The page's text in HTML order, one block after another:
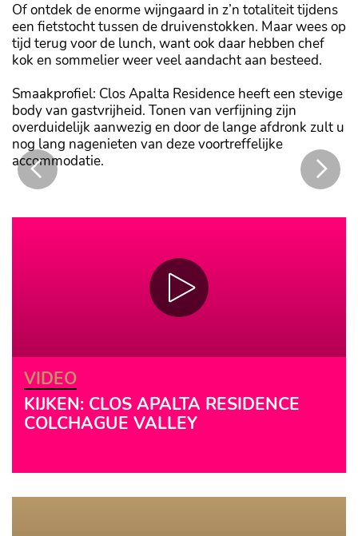
Of ontdek de enorme wijngaard in z’n totaliteit tijdens
een fietstocht tussen de druivenstokken. Maar wees op
tijd terug voor de lunch, want ook daar hebben chef
kok en sommelier weer veel aandacht aan besteed.
Smaakprofiel: Clos Apalta Residence heeft een stevige
body van gastvrijheid. Tonen van verfijning zijn
overduidelijk aanwezig en door de lange afdronk zult u
nog lang nagenieten van deze voortreffelijke
accommodatie.
Vanuit het zwembad heeft u een wonderschoon uitzicht over de
VIDEO
KIJKEN: CLOS APALTA RESIDENCE
COLCHAGUE VALLEY